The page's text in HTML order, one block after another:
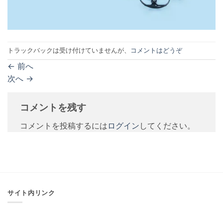
トラックバックは受け付けていませんが、 コメントはどうぞ
← 前へ
次へ →
コメントを残す
コメントを投稿するには ログイン してください。
サイト内リンク